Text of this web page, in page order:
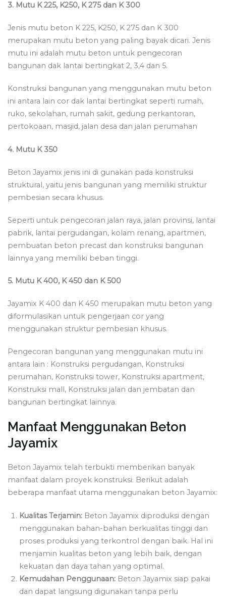
3. Mutu K 225, K250, K 275 dan K 300
Jenis mutu beton K 225, K250, K 275 dan K 300
merupakan mutu beton yang paling bayak dicari. Jenis
mutu ini adalah mutu beton untuk pengecoran
bangunan dak lantai bertingkat 2, 3,4 dan 5.
Konstruksi bangunan yang menggunakan mutu beton
ini antara lain cor dak lantai bertingkat seperti rumah,
ruko, sekolahan, rumah sakit, gedung perkantoran,
pertokoaan, masjid, jalan desa dan jalan perumahan
4. Mutu K 350
Beton Jayamix jenis ini di gunakan pada konstruksi
struktural, yaitu jenis bangunan yang memiliki struktur
pembesian secara khusus.
Seperti untuk pengecoran jalan raya, jalan provinsi, lantai
pabrik, lantai pergudangan, kolam renang, apartmen,
pembuatan beton precast dan konstruksi bangunan
lainnya yang memiliki beban tinggi.
5. Mutu K 400, K 450 dan K 500
Jayamix K 400 dan K 450 merupakan mutu beton yang
diformulasikan untuk pengerjaan cor yang
menggunakan struktur pembesian khusus.
Pengecoran bangunan yang menggunakan mutu ini
antara lain : Konstruksi pergudangan, Konstruksi
perumahan, Konstruksi tower, Konstruksi apartment,
Konstruksi mall, Konstruksi jalan dan jembatan dan
bangunan bertingkat lainnya.
Manfaat Menggunakan Beton
Jayamix
Beton Jayamix telah terbukti memberikan banyak
manfaat dalam proyek konstruksi. Berikut adalah
beberapa manfaat utama menggunakan beton Jayamix:
Kualitas Terjamin: Beton Jayamix diproduksi dengan
menggunakan bahan-bahan berkualitas tinggi dan
proses produksi yang terkontrol dengan baik. Hal ini
menjamin kualitas beton yang lebih baik, dengan
kekuatan dan daya tahan yang optimal.
Kemudahan Penggunaan: Beton Jayamix siap pakai
dan dapat langsung digunakan tanpa perlu